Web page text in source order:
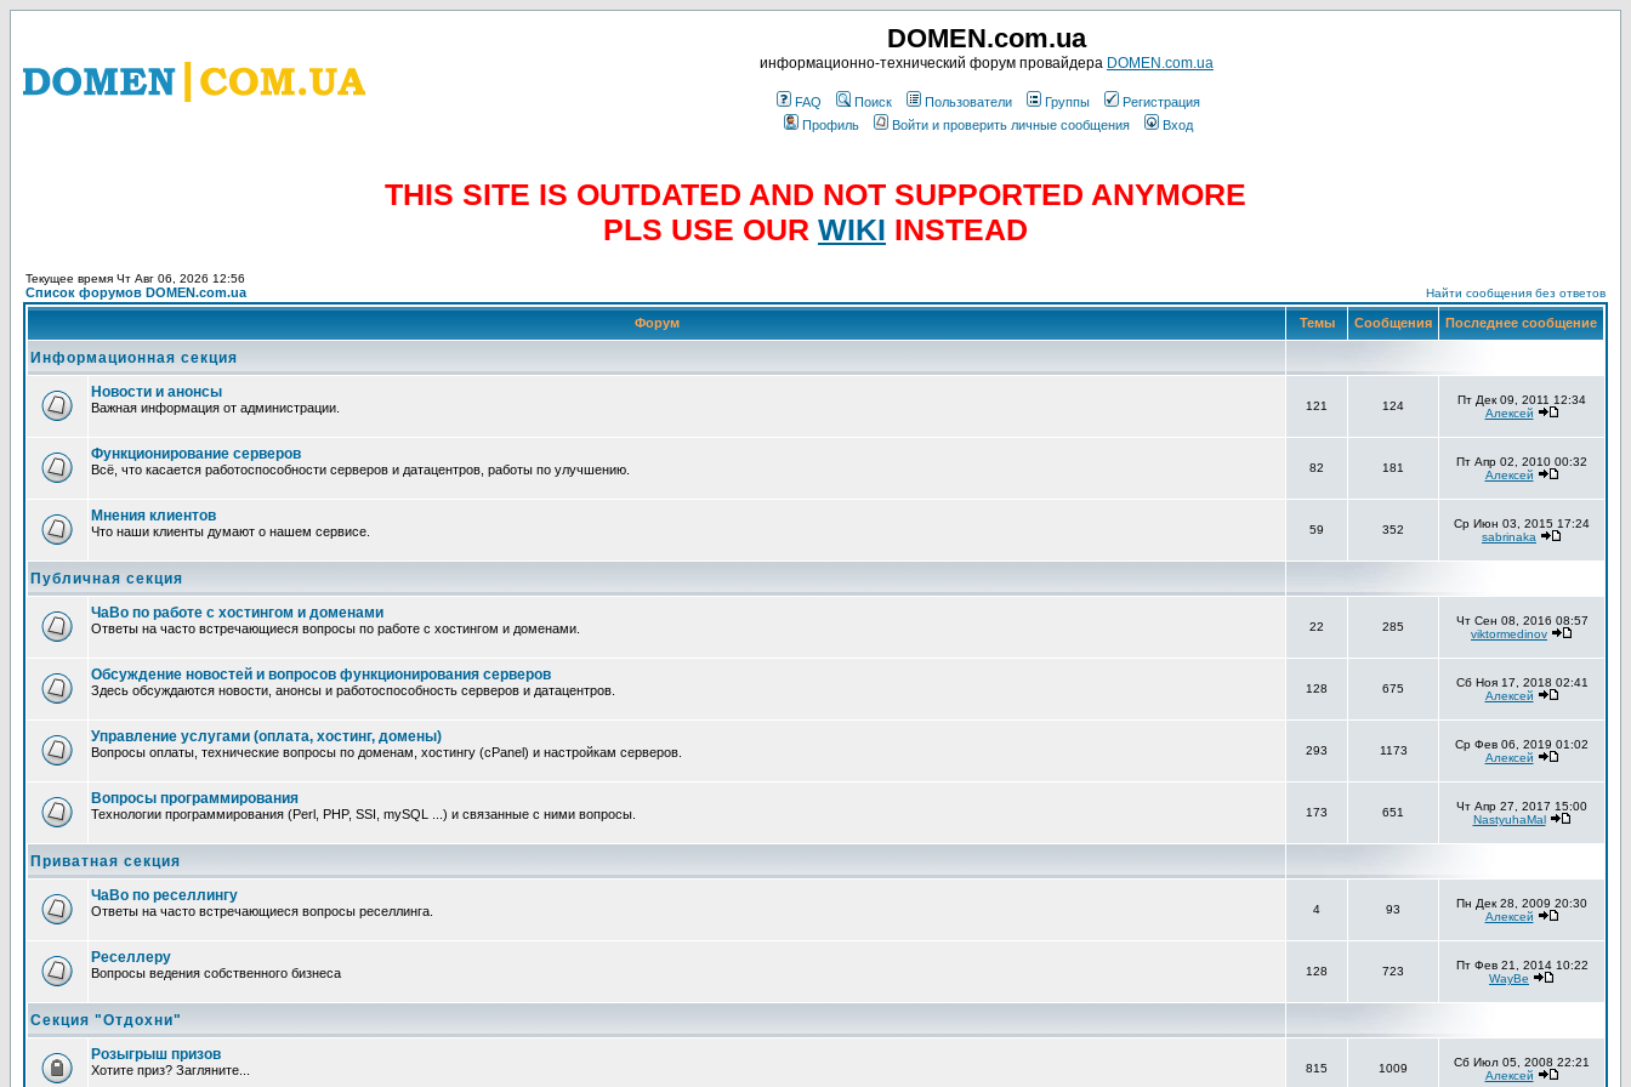
DOMEN.com.ua
информационно-технический форум провайдера DOMEN.com.ua
FAQ Поиск Пользователи Группы
Регистрация
Профиль
Войти и проверить личные сообщения Вход
THIS SITE IS OUTDATED AND NOT SUPPORTED ANYMORE
PLS USE OUR WIKI INSTEAD
Текущее время Чт Авг 06, 2026 12:56
Список форумов DOMEN.com.ua Найти сообщения без ответов
Форум Темы Сообщения Последнее сообщение
Информационная секция
Новости и анонсы
Важная информация от администрации. 121 124
Пт Дек 09, 2011 12:34
Алексей
Функционирование серверов
Всё, что касается работоспособности серверов и датацентров, работы по улучшению. 82 181
Пт Апр 02, 2010 00:32
Алексей
Мнения клиентов
Что наши клиенты думают о нашем сервисе. 59 352
Ср Июн 03, 2015 17:24
sabrinaka
Публичная секция
ЧаВо по работе с хостингом и доменами
Ответы на часто встречающиеся вопросы по работе с хостингом и доменами. 22 285
Чт Сен 08, 2016 08:57
viktormedinov
Обсуждение новостей и вопросов функционирования серверов
Здесь обсуждаются новости, анонсы и работоспособность серверов и датацентров. 128 675
Сб Ноя 17, 2018 02:41
Алексей
Управление услугами (оплата, хостинг, домены)
Вопросы оплаты, технические вопросы по доменам, хостингу (cPanel) и настройкам серверов. 293 1173
Ср Фев 06, 2019 01:02
Алексей
Вопросы программирования
Технологии программирования (Perl, PHP, SSI, mySQL ...) и связанные с ними вопросы. 173 651
Чт Апр 27, 2017 15:00
NastyuhaMal
Приватная секция
ЧаВо по реселлингу
Ответы на часто встречающиеся вопросы реселлинга. 4 93
Пн Дек 28, 2009 20:30
Алексей
Реселлеру
Вопросы ведения собственного бизнеса 128 723
Пт Фев 21, 2014 10:22
WayBe
Секция "Отдохни"
Розыгрыш призов
Хотите приз? Загляните... 815 1009
Сб Июл 05, 2008 22:21
Алексей